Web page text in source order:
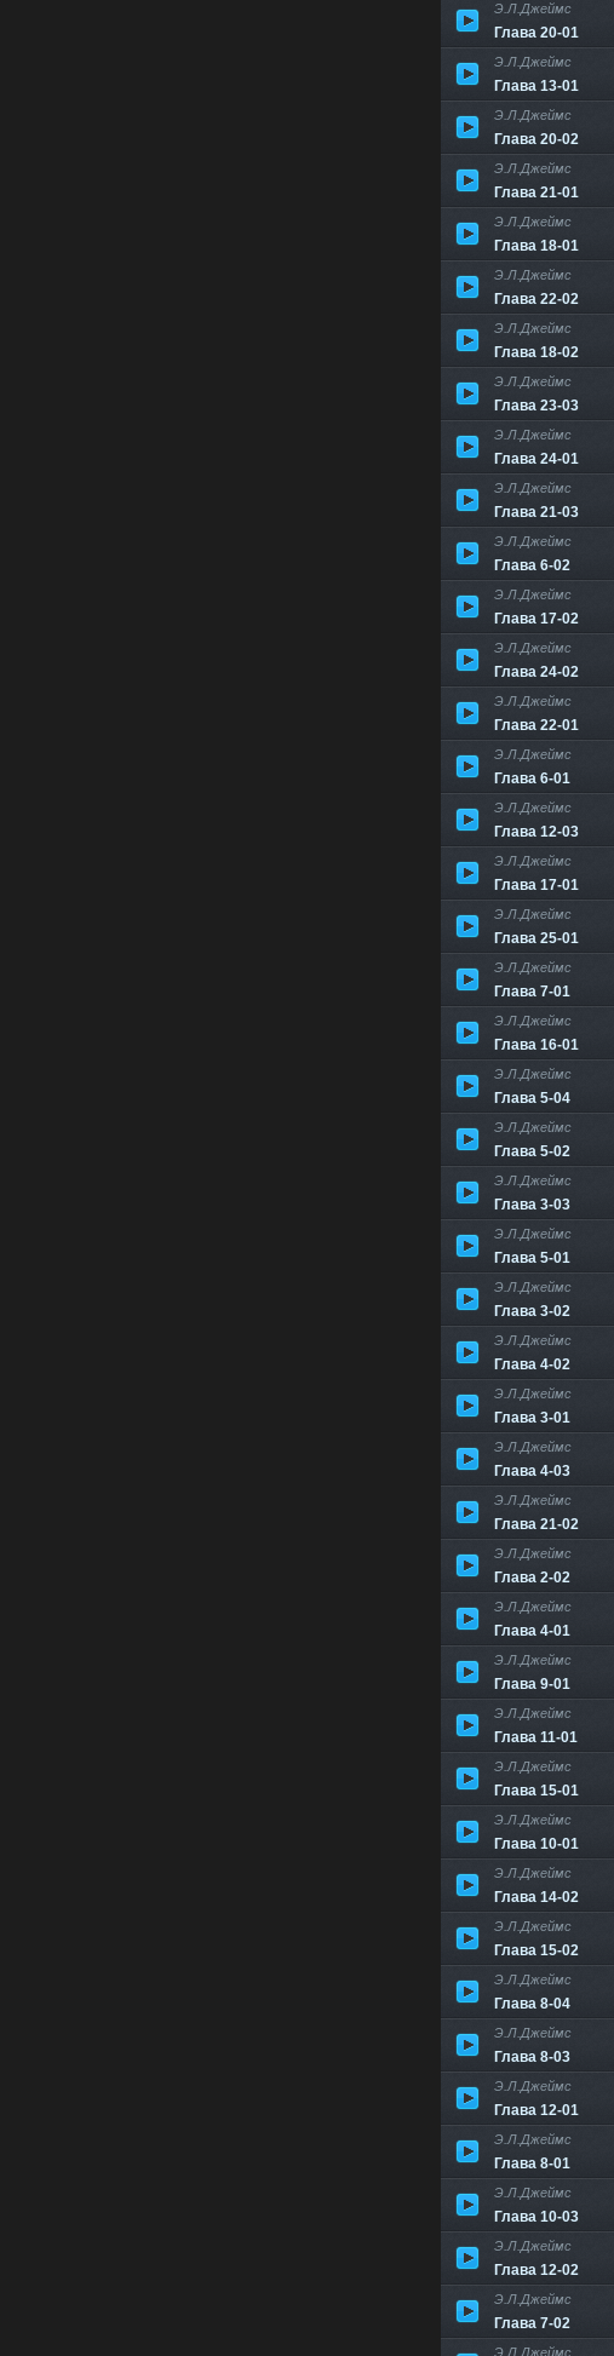
Э.Л.Джеймс
Глава 20-01
Э.Л.Джеймс
Глава 13-01
Э.Л.Джеймс
Глава 20-02
Э.Л.Джеймс
Глава 21-01
Э.Л.Джеймс
Глава 18-01
Э.Л.Джеймс
Глава 22-02
Э.Л.Джеймс
Глава 18-02
Э.Л.Джеймс
Глава 23-03
Э.Л.Джеймс
Глава 24-01
Э.Л.Джеймс
Глава 21-03
Э.Л.Джеймс
Глава 6-02
Э.Л.Джеймс
Глава 17-02
Э.Л.Джеймс
Глава 24-02
Э.Л.Джеймс
Глава 22-01
Э.Л.Джеймс
Глава 6-01
Э.Л.Джеймс
Глава 12-03
Э.Л.Джеймс
Глава 17-01
Э.Л.Джеймс
Глава 25-01
Э.Л.Джеймс
Глава 7-01
Э.Л.Джеймс
Глава 16-01
Э.Л.Джеймс
Глава 5-04
Э.Л.Джеймс
Глава 5-02
Э.Л.Джеймс
Глава 3-03
Э.Л.Джеймс
Глава 5-01
Э.Л.Джеймс
Глава 3-02
Э.Л.Джеймс
Глава 4-02
Э.Л.Джеймс
Глава 3-01
Э.Л.Джеймс
Глава 4-03
Э.Л.Джеймс
Глава 21-02
Э.Л.Джеймс
Глава 2-02
Э.Л.Джеймс
Глава 4-01
Э.Л.Джеймс
Глава 9-01
Э.Л.Джеймс
Глава 11-01
Э.Л.Джеймс
Глава 15-01
Э.Л.Джеймс
Глава 10-01
Э.Л.Джеймс
Глава 14-02
Э.Л.Джеймс
Глава 15-02
Э.Л.Джеймс
Глава 8-04
Э.Л.Джеймс
Глава 8-03
Э.Л.Джеймс
Глава 12-01
Э.Л.Джеймс
Глава 8-01
Э.Л.Джеймс
Глава 10-03
Э.Л.Джеймс
Глава 12-02
Э.Л.Джеймс
Глава 7-02
Э.Л.Джеймс